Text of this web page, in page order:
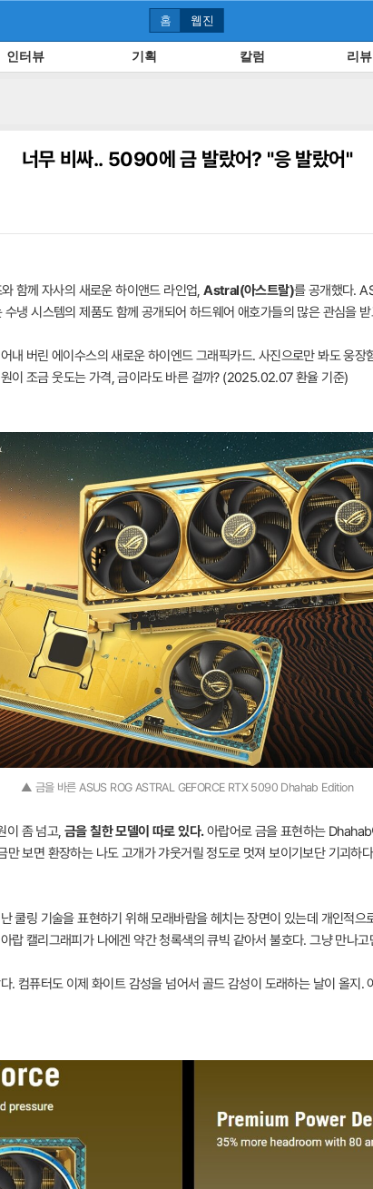
홈 웹진
인터뷰 기획 칼럼 리뷰
너무 비싸.. 5090에 금 발랐어? "응 발랐어"
함께 자사의 새로운 하이앤드 라인업,Astral(아스트랄)를 공개했다.
시스템의 제품도 함께 공개되어 하드웨어 애호가들의 많은 관심을 받
버린 에이수스의 새로운 하이엔드 그래픽카드. 사진으로만 봐도 웅장
이 조금 웃도는 가격, 금이라도 바른 걸까? (2025.02.07 환율 기준)
▲ 금을 바른 ASUS ROG ASTRAL GEFORCE RTX 5090 Dhahab Edition
이 좀 넘고, 금을 칠한 모델이 따로 있다.아랍어로 금을 표현하는
보면 환장하는 나도 고개가 갸웃거릴 정도로 멋져 보이기보단 기괴하
쿨링 기술을 표현하기 위해 모래바람을 헤치는 장면이 있는데 개인적
랍 캘리그래피가 나에겐 약간 청록색의 큐빅 같아서 불호다. 그냥 만나고
. 컴퓨터도 이제 화이트 감성을 넘어서 골드 감성이 도래하는 날이 올지.